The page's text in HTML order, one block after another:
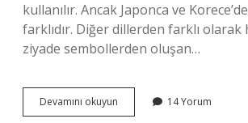
kullanılır. Ancak Japonca ve
farklıdır. Diğer dillerden farklı
ziyade sembollerden oluşan…
Devamını okuyun Japonlar
Çoğunlukla
14 Yorum